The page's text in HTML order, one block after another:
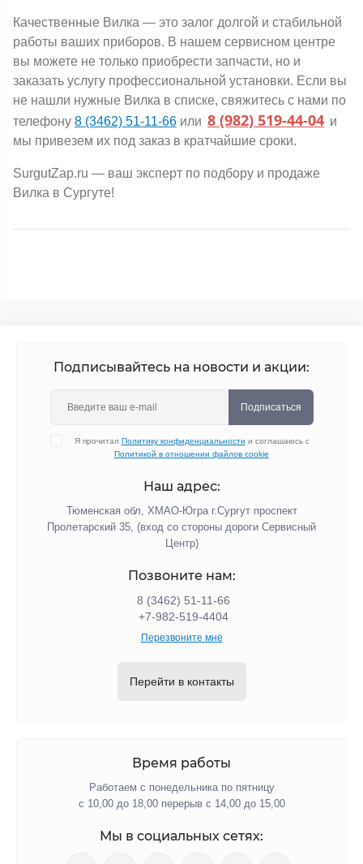
Качественные Вилка — это залог долгой и стабильной
работы ваших приборов. В нашем сервисном центре
вы можете не только приобрести запчасти, но и
заказать услугу профессиональной установки. Если вы
не нашли нужные Вилка в списке, свяжитесь с нами по
телефону 8 (3462) 51-11-66 или 8 (982) 519-44-04 и
мы привезем их под заказ в кратчайшие сроки.
SurgutZap.ru — ваш эксперт по подбору и продаже
Вилка в Сургуте!
Подписывайтесь на новости и акции:
Подписаться
Я прочитал Политику конфиденциальности и соглашаюсь с
Политикой в отношении файлов cookie
Наш адрес:
Тюменская обл, ХМАО-Югра г.Сургут проспект
Пролетарский 35, (вход со стороны дороги Сервисный
Центр)
Позвоните нам:
8 (3462) 51-11-66
+7-982-519-4404
Перезвоните мне
Перейти в контакты
Время работы
Работаем с понедельника по пятницу
с 10,00 до 18,00 перерыв с 14,00 до 15,00
Мы в социальных сетях: